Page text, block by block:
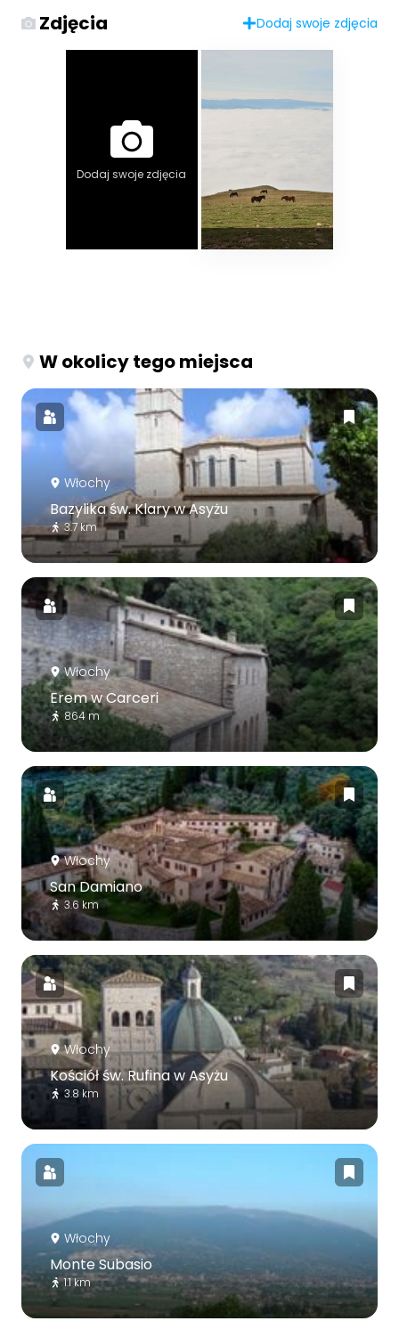
Zdjęcia Dodaj swoje zdjęcia
Dodaj swoje zdjęcia
W okolicy tego miejsca
Włochy
Bazylika św. Klary w Asyżu
3.7 km
Włochy
Erem w Carceri
864 m
Włochy
San Damiano
3.6 km
Włochy
Kościół św. Rufina w Asyżu
3.8 km
Włochy
Monte Subasio
1.1 km